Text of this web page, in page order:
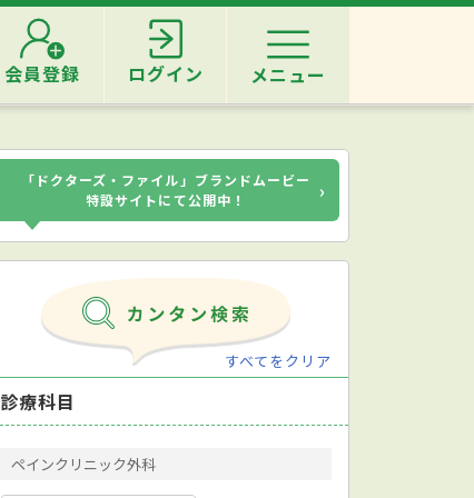
会員登録 ログイン メニュー
「ドクターズ・ファイル」ブランドムービー
特設サイトにて公開中！
›
すべてをクリア
診療科目
ペインクリニック外科